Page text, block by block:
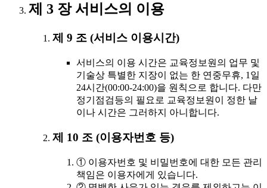
제 3 장 서비스의 이용
제 9 조 (서비스 이용시간)
서비스의 이용 시간은 교육정보원의 업무 및
기술상 특별한 지장이 없는 한 연중무휴, 1일
24시간(00:00-24:00)을 원칙으로 합니다. 다만
정기점검등의 필요로 교육정보원이 정한 날
이나 시간은 그러하지 아니합니다.
제 10 조 (이용자번호 등)
① 이용자번호 및 비밀번호에 대한 모든 관리
책임은 이용자에게 있습니다.